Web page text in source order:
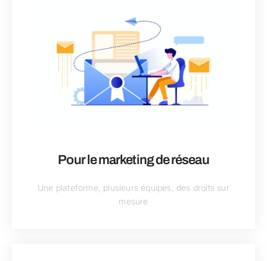
Pour le marketing de réseau
Une plateforme, plusieurs équipes, des droits sur
mesure